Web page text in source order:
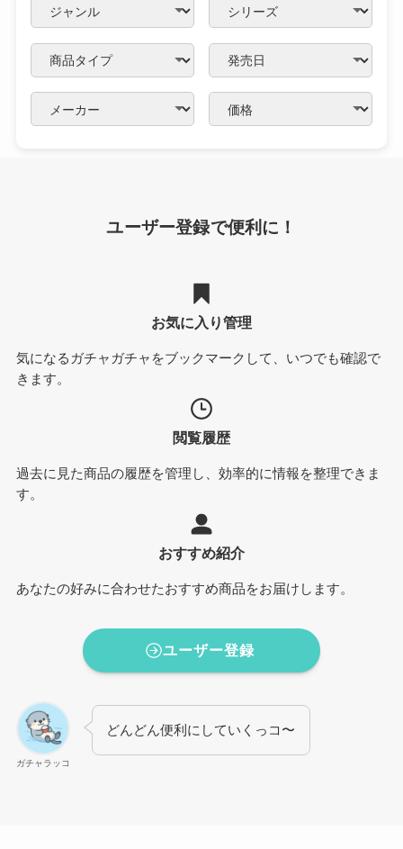
ユーザー登録で便利に！
お気に入り管理
気になるガチャガチャをブックマークして、いつでも確認で
きます。
閲覧履歴
過去に見た商品の履歴を管理し、効率的に情報を整理できま
す。
おすすめ紹介
あなたの好みに合わせたおすすめ商品をお届けします。
ユーザー登録
ガチャラッコ
どんどん便利にしていくっコ〜